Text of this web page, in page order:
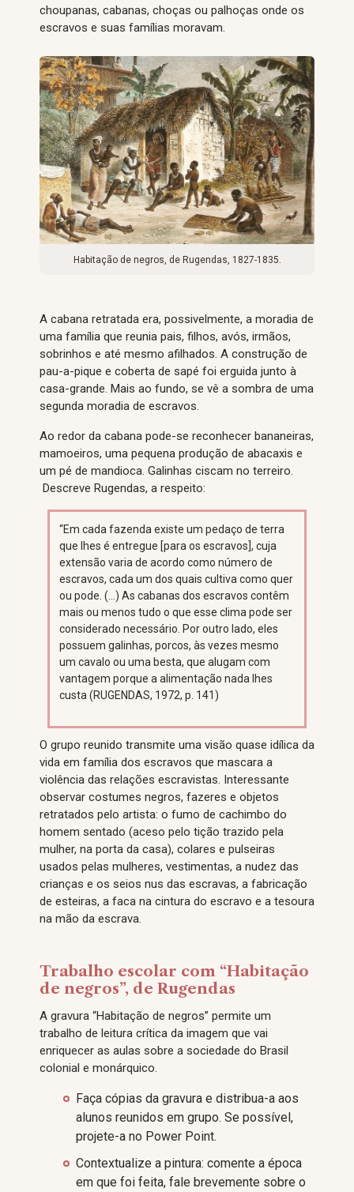
choupanas, cabanas, choças ou palhoças onde os
escravos e suas famílias moravam.
Habitação de negros, de Rugendas, 1827-1835.
A cabana retratada era, possivelmente, a moradia de
uma família que reunia pais, filhos, avós, irmãos,
sobrinhos e até mesmo afilhados. A construção de
pau-a-pique e coberta de sapé foi erguida junto à
casa-grande. Mais ao fundo, se vê a sombra de uma
segunda moradia de escravos.
Ao redor da cabana pode-se reconhecer bananeiras,
mamoeiros, uma pequena produção de abacaxis e
um pé de mandioca. Galinhas ciscam no terreiro.
Descreve Rugendas, a respeito:
“Em cada fazenda existe um pedaço de terra
que lhes é entregue [para os escravos], cuja
extensão varia de acordo como número de
escravos, cada um dos quais cultiva como quer
ou pode. (…) As cabanas dos escravos contêm
mais ou menos tudo o que esse clima pode ser
considerado necessário. Por outro lado, eles
possuem galinhas, porcos, às vezes mesmo
um cavalo ou uma besta, que alugam com
vantagem porque a alimentação nada lhes
custa (RUGENDAS, 1972, p. 141)
O grupo reunido transmite uma visão quase idílica da
vida em família dos escravos que mascara a
violência das relações escravistas. Interessante
observar costumes negros, fazeres e objetos
retratados pelo artista: o fumo de cachimbo do
homem sentado (aceso pelo tição trazido pela
mulher, na porta da casa), colares e pulseiras
usados pelas mulheres, vestimentas, a nudez das
crianças e os seios nus das escravas, a fabricação
de esteiras, a faca na cintura do escravo e a tesoura
na mão da escrava.
Trabalho escolar com “Habitação
de negros”, de Rugendas
A gravura “Habitação de negros” permite um
trabalho de leitura crítica da imagem que vai
enriquecer as aulas sobre a sociedade do Brasil
colonial e monárquico.
Faça cópias da gravura e distribua-a aos
alunos reunidos em grupo. Se possível,
projete-a no Power Point.
Contextualize a pintura: comente a época
em que foi feita, fale brevemente sobre o